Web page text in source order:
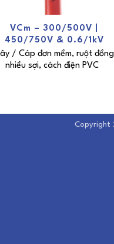
VCm – 300/500V |
450/750V & 0.6/1kV
/ Cáp đơn mềm, ruột đồng
nhiều sợi, cách điện PVC
Copyright